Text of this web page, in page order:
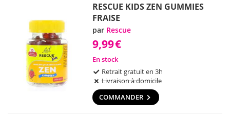
RESCUE KIDS ZEN GUMMIES
FRAISE
par Rescue
9,99€
En stock
Retrait gratuit en 3h
Livraison à domicile
COMMANDER